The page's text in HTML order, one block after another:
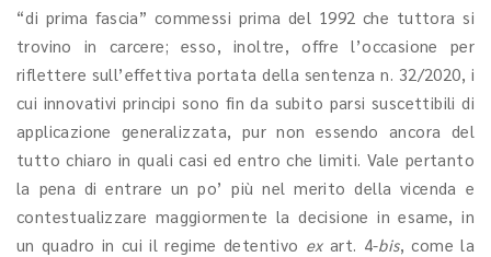
“di prima fascia” commessi prima del 1992 che tuttora si
trovino in carcere; esso, inoltre, offre l’occasione per
riflettere sull’effettiva portata della sentenza n. 32/2020, i
cui innovativi principi sono fin da subito parsi suscettibili di
applicazione generalizzata, pur non essendo ancora del
tutto chiaro in quali casi ed entro che limiti. Vale pertanto
la pena di entrare un po’ più nel merito della vicenda e
contestualizzare maggiormente la decisione in esame, in
un quadro in cui il regime detentivo exart. 4-bis, come la